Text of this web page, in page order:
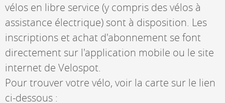
vélos en libre service (y compris des vélos à
assistance électrique) sont à disposition. Les
inscriptions et achat d'abonnement se font
directement sur l'application mobile ou le site
internet de Velospot.
Pour trouver votre vélo, voir la carte sur le lien
ci-dessous :